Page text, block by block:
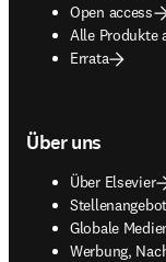
Open access
Alle Produkte
Errata
Über uns
Über Elsevier
Globale
Werbung,
opens in new